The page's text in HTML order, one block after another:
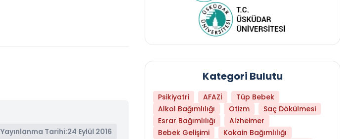
Yayınlanma Tarihi:24 Eylül 2016
Kategori Bulutu
Psikiyatri AFAZİ
Tüp Bebek
Alkol Bağımlılığı
Otizm
Saç Dökülmesi
Esrar Bağımlılığı
Alzheimer
Bebek Gelişimi
Kokain Bağımlılığı